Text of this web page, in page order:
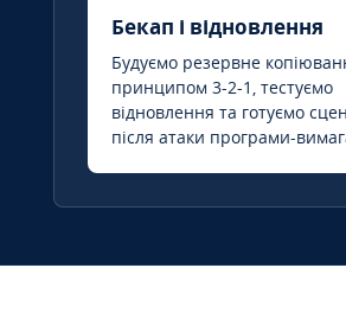
Бекап і відновлення
Будуємо резервне
принципом 3-2-1, тестуємо
відновлення та готуємо
після атаки програми-